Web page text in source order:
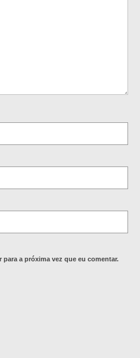
a próxima vez que eu comentar.